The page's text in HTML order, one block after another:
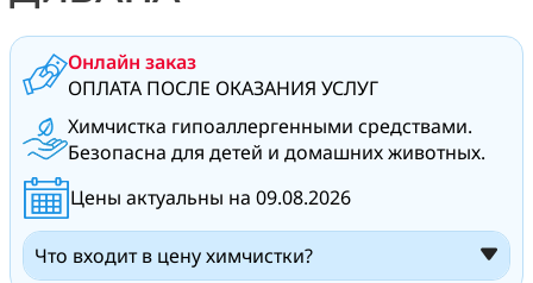
Онлайн заказ
ОПЛАТА ПОСЛЕ ОКАЗАНИЯ УСЛУГ
Химчистка гипоаллергенными средствами.
Безопасна для детей и домашних животных.
Цены актуальны на 09.08.2026
Что входит в цену химчистки?